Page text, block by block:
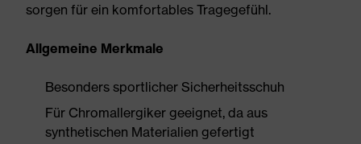
sorgen für ein komfortables Tragegefühl.
Allgemeine Merkmale
Besonders sportlicher Sicherheitsschuh
Für Chromallergiker geeignet, da aus
synthetischen Materialien gefertigt